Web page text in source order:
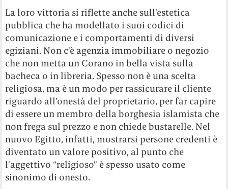
La loro vittoria si riflette anche sull’estetica
pubblica che ha modellato i suoi codici di
comunicazione e i comportamenti di diversi
egiziani. Non c’è agenzia immobiliare o negozio
che non metta un Corano in bella vista sulla
bacheca o in libreria. Spesso non è una scelta
religiosa, ma è un modo per rassicurare il cliente
riguardo all’onestà del proprietario, per far capire
di essere un membro della borghesia islamista che
non frega sul prezzo e non chiede bustarelle. Nel
nuovo Egitto, infatti, mostrarsi persone credenti è
diventato un valore positivo, al punto che
l’aggettivo “religioso” è spesso usato come
sinonimo di onesto.